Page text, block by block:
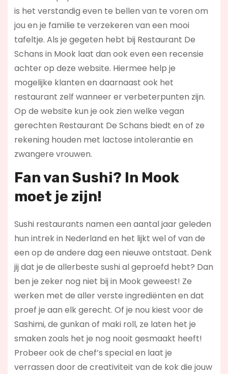
is het verstandig even te bellen van te voren om
jou en je familie te verzekeren van een mooi
tafeltje. Als je gegeten hebt bij Restaurant De
Schans in Mook laat dan ook even een recensie
achter op deze website. Hiermee help je
mogelijke klanten en daarnaast ook het
restaurant zelf wanneer er verbeterpunten zijn.
Op de website kun je ook zien welke vegan
gerechten Restaurant De Schans biedt en of ze
rekening houden met lactose intolerantie en
zwangere vrouwen.
Fan van Sushi? In Mook
moet je zijn!
Sushi restaurants namen een aantal jaar geleden
hun intrek in Nederland en het lijkt wel of van de
een op de andere dag een nieuwe ontstaat. Denk
jij dat je de allerbeste sushi al geproefd hebt? Dan
ben je zeker nog niet bij in Mook geweest! Ze
werken met de aller verste ingrediënten en dat
proef je aan elk gerecht. Of je nou kiest voor de
Sashimi, de gunkan of maki roll, ze laten het je
smaken zoals het je nog nooit gesmaakt heeft!
Probeer ook de chef’s special en laat je
verrassen door de creativiteit van de kok die jouw